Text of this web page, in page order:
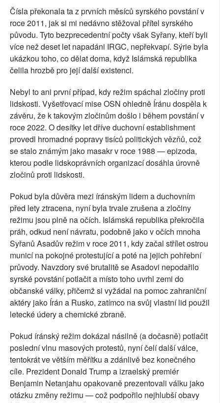
Čísla překonala ta z prvních měsíců syrského povstání v
roce 2011, jak si mi nedávno stěžoval přítel syrského
původu. Tyto bezprecedentní počty však Syřany, kteří byli
více než deset let napadáni IRGC, nepřekvapí. Sýrie byla
ukázkou toho, co dělat doma, když Islámská republika
čelila hrozbě pro její další existenci.
Nebyl to ani první případ, kdy režim spáchal zločiny proti
lidskosti. Vyšetřovací mise OSN ohledně Íránu dospěla k
závěru, že k takovým zločinům došlo i během povstání v
roce 2022. O desítky let dříve duchovní establishment
provedl hromadné popravy tisíců politických vězňů, což
se stalo známým jako masakr v roce 1988 — epizoda,
kterou podle lidskoprávních organizací dosáhla úrovně
zločinů proti lidskosti.
Pokud byla důvěra mezi íránským lidem a duchovním
před lety ztracena, nyní byla trvale zrušena a zločiny
režimu jsou plně na očích. Islámská republika překročila
práh, odkud není návratu, podobně jako v očích mnoha
Syřanů Asadův režim v roce 2011, kdy začal střílet ostrou
municí na pokojné protestující a poté na jejich pohřební
průvody. Navzdory své brutalitě se Asadovi nepodařilo
syrské povstání potlačit a místo toho uvrhl zemi do
občanské války, přičemž si vyžádal na pomoc zahraniční
aktéry jako Írán a Rusko, zatímco na svůj vlastní lid použil
letecké údery a chemické zbraně.
Pokud íránský režim dokázal násilně (a dočasně) potlačit
poslední vlnu masových protestů, nyní čelí další válce,
tentokrát ve větším měřítku a zdánlivě bez konečného
cíle. Prezident Donald Trump a izraelský premiér
Benjamin Netanjahu opakovaně prezentovali válku jako
otázku změny režimu — což podpořilo nejhlubší obavy